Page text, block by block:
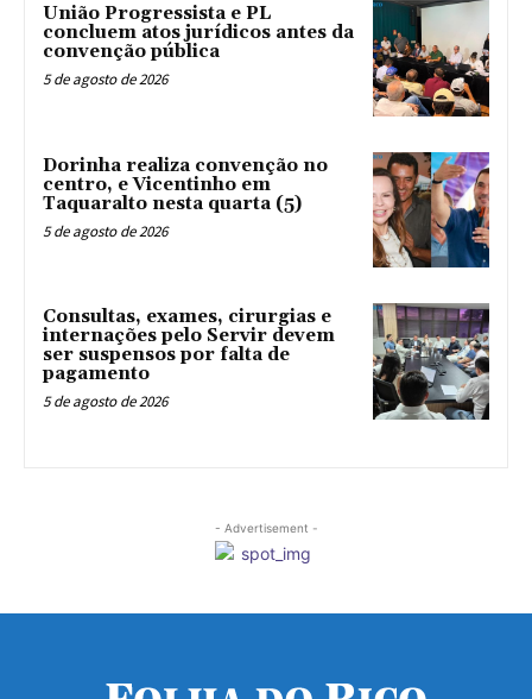
União Progressista e PL
concluem atos jurídicos antes da
convenção pública
5 de agosto de 2026
Dorinha realiza convenção no
centro, e Vicentinho em
Taquaralto nesta quarta (5)
5 de agosto de 2026
Consultas, exames, cirurgias e
internações pelo Servir devem
ser suspensos por falta de
pagamento
5 de agosto de 2026
- Advertisement -